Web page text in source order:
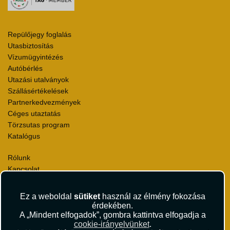
Ez a weboldal sütikethasznál az élmény fokozása
érdekében.
A „Mindent elfogadok”, gombra kattintva elfogadja a
cookie-irányelvünket.
Repülőjegy foglalás
Utasbiztosítás
Vízumügyintézés
Autóbérlés
Utazási utalványok
Szállásértékelések
Partnerkedvezmények
Céges utaztatás
Törzsutas program
Katalógus
Rólunk
Kapcsolat
Sajtószoba
Karrier